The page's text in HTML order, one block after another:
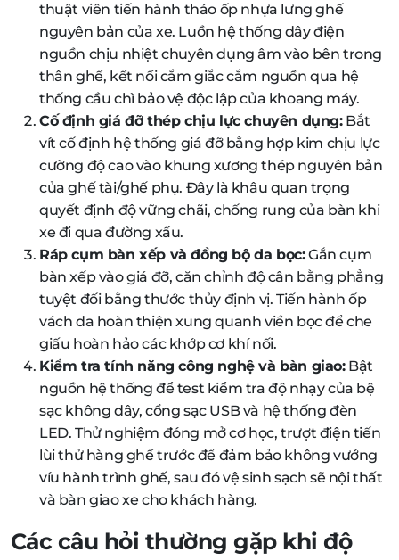
thuật viên tiến hành tháo ốp nhựa lưng ghế
nguyên bản của xe. Luồn hệ thống dây điện
nguồn chịu nhiệt chuyên dụng âm vào bên trong
thân ghế, kết nối cắm giắc cắm nguồn qua hệ
thống cầu chì bảo vệ độc lập của khoang máy.
Cố định giá đỡ thép chịu lực chuyên dụng:Bắt
vít cố định hệ thống giá đỡ bằng hợp kim chịu lực
cường độ cao vào khung xương thép nguyên bản
của ghế tài/ghế phụ. Đây là khâu quan trọng
quyết định độ vững chãi, chống rung của bàn khi
xe đi qua đường xấu.
Ráp cụm bàn xếp và đồng bộ da bọc:Gắn cụm
bàn xếp vào giá đỡ, căn chỉnh độ cân bằng phẳng
tuyệt đối bằng thước thủy định vị. Tiến hành ốp
vách da hoàn thiện xung quanh viền bọc để che
giấu hoàn hảo các khớp cơ khí nối.
Kiểm tra tính năng công nghệ và bàn giao:Bật
nguồn hệ thống để test kiểm tra độ nhạy của bệ
sạc không dây, cổng sạc USB và hệ thống đèn
LED. Thử nghiệm đóng mở cơ học, trượt điện tiến
lùi thử hàng ghế trước để đảm bảo không vướng
víu hành trình ghế, sau đó vệ sinh sạch sẽ nội thất
và bàn giao xe cho khách hàng.
Các câu hỏi thường gặp khi độ